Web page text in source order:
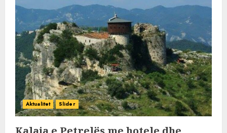
Aktualitet Slider